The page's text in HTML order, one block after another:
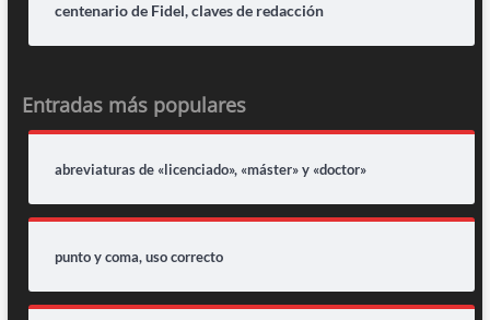
centenario de Fidel, claves de redacción
Entradas más populares
abreviaturas de «licenciado», «máster» y «doctor»
punto y coma, uso correcto